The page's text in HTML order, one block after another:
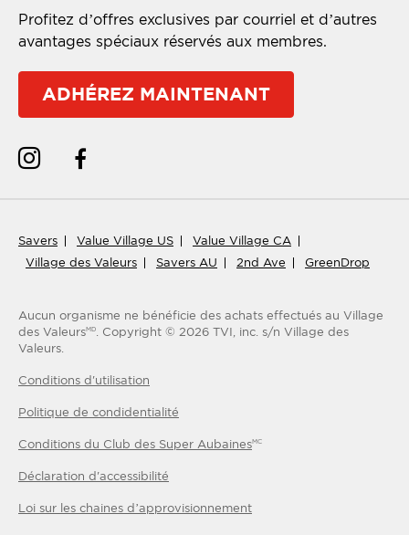
Profitez d’offres exclusives par courriel et d’autres
avantages spéciaux réservés aux membres.
ADHÉREZ MAINTENANT
Savers Value Village US
Value Village CA
Village des Valeurs
Savers AU 2nd Ave GreenDrop
Aucun organisme ne bénéficie des achats effectués au Village
des ValeursMD Copyright © 2026 TVI, inc. s/n Village des
Valeurs.
Conditions d'utilisation
Politique de condidentialité
Conditions du Club des Super AubainesMC
Déclaration d'accessibilité
Loi sur les chaines d’approvisionnement